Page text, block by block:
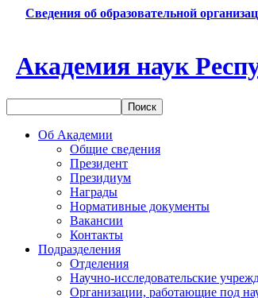
Сведения об образовательной
Академия наук
Об Академии
Общие сведения
Президент
Президиум
Награды
Нормативные документы
Вакансии
Контакты
Подразделения
Отделения
Научно-исследовательские
Организации, работающие под